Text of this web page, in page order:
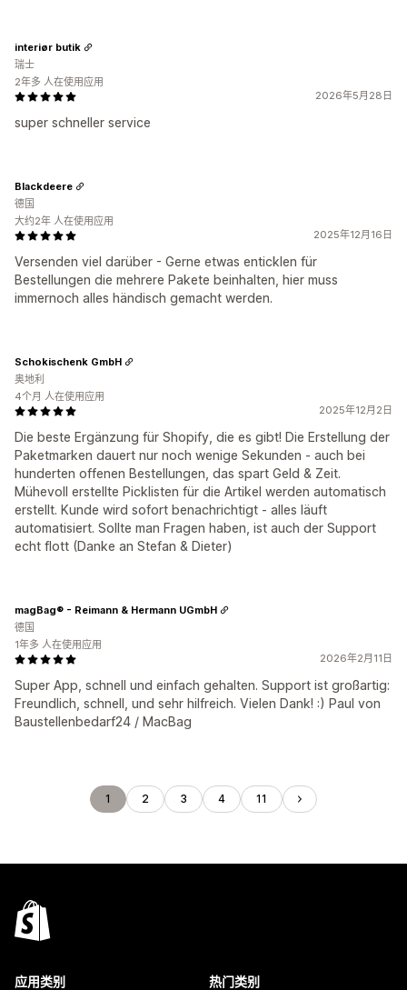
2026年5月28日
super schneller service
interiør butik
瑞士
2年多 人在使用应用
2025年12月16日
Versenden viel darüber - Gerne etwas enticklen für
Bestellungen die mehrere Pakete beinhalten, hier muss
immernoch alles händisch gemacht werden.
Blackdeere
德国
大约2年 人在使用应用
2025年12月2日
Die beste Ergänzung für Shopify, die es gibt! Die Erstellung der
Paketmarken dauert nur noch wenige Sekunden - auch bei
hunderten offenen Bestellungen, das spart Geld & Zeit.
Mühevoll erstellte Picklisten für die Artikel werden automatisch
erstellt. Kunde wird sofort benachrichtigt - alles läuft
automatisiert. Sollte man Fragen haben, ist auch der Support
echt flott (Danke an Stefan & Dieter)
Schokischenk GmbH
奥地利
4个月 人在使用应用
2026年2月11日
Super App, schnell und einfach gehalten. Support ist großartig:
Freundlich, schnell, und sehr hilfreich. Vielen Dank! :) Paul von
Baustellenbedarf24 / MacBag
magBag® - Reimann & Hermann UGmbH
德国
1年多 人在使用应用
1 2 3 4 11
应用类别 热门类别